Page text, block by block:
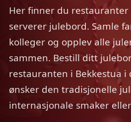
Her finner du restauranter
serverer julebord. Samle
kolleger og opplev alle
sammen. Bestill ditt
restauranten i Bekkestua i
ønsker den tradisjonelle
internasjonale smaker